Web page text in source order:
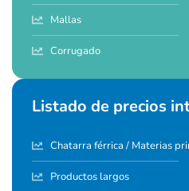
Mallas
Corrugado
Listado de precios
Chatarra férrica / Materias
Productos largos